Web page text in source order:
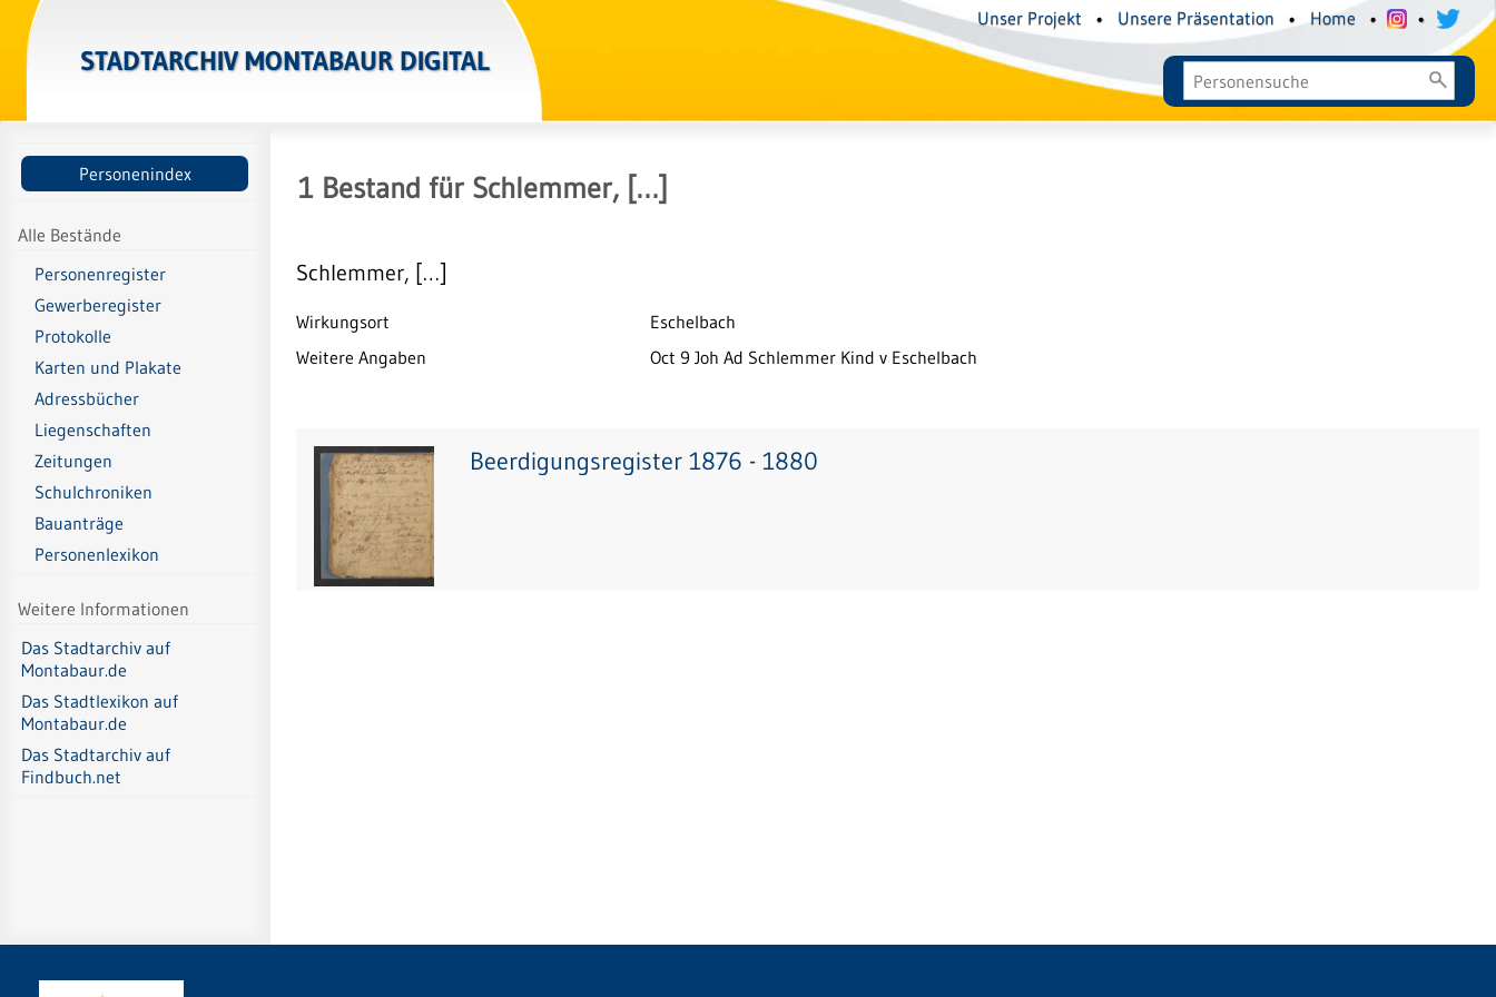
STADTARCHIV MONTABAUR DIGITAL
Unser Projekt • Unsere Präsentation • Home • •
Personenindex
Alle Bestände
Personenregister
Gewerberegister
Protokolle
Karten und Plakate
Adressbücher
Liegenschaften
Zeitungen
Schulchroniken
Bauanträge
Personenlexikon
Weitere Informationen
Das Stadtarchiv auf
Montabaur.de
Das Stadtlexikon auf
Montabaur.de
Das Stadtarchiv auf
Findbuch.net
1 Bestand für Schlemmer, […]
Schlemmer, […]
Wirkungsort
Eschelbach
Weitere Angaben
Oct 9 Joh Ad Schlemmer Kind v Eschelbach
Beerdigungsregister 1876 - 1880